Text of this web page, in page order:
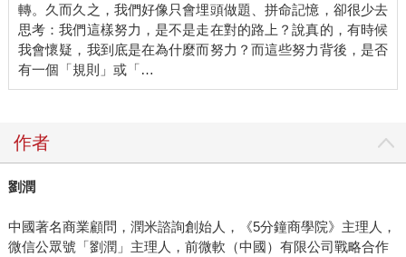
轉。久而久之，我們好像只會埋頭做題、拼命記憶，卻很少去
思考：我們這樣努力，是不是走在對的路上？說真的，有時候
我會懷疑，我到底是在為什麼而努力？而這些努力背後，是否
有一個「規則」或「…
作者
劉潤
中國著名商業顧問，潤米諮詢創始人，《5分鐘商學院》主理人，
微信公眾號「劉潤」主理人，前微軟（中國）有限公司戰略合作